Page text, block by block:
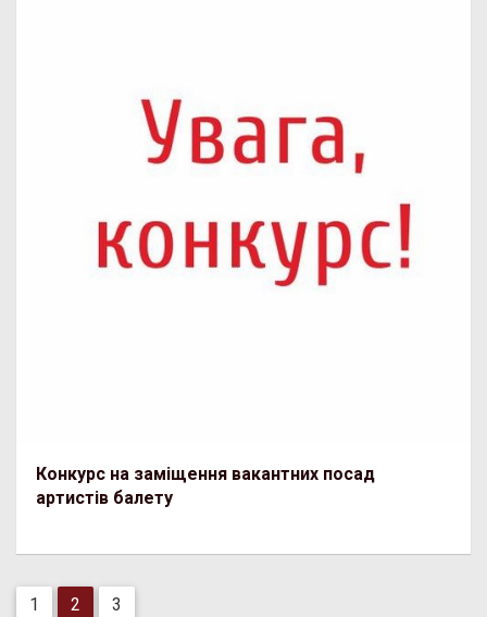
Конкурс на заміщення вакантних посад
артистів балету
1 2 3